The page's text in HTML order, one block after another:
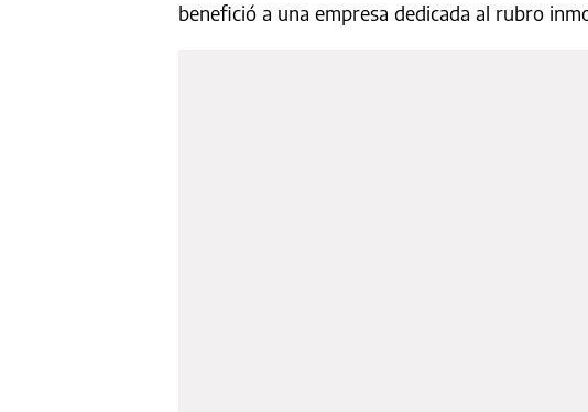
benefició a una empresa dedicada al rubro